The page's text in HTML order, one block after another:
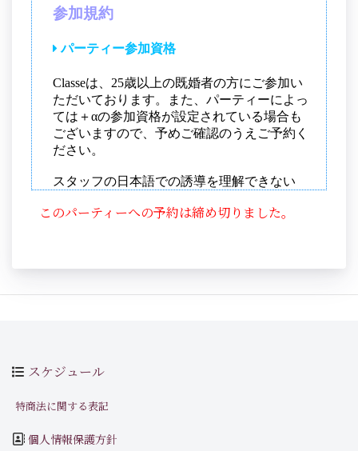
このパーティーへの予約は締め切りました。
スケジュール
特商法に関する表記
個人情報保護方針